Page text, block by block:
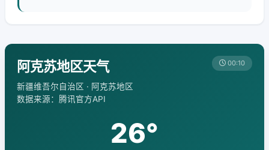
阿克苏地区天气
新疆维吾尔自治区 · 阿克苏地区
数据来源：腾讯官方API
00:10
26°